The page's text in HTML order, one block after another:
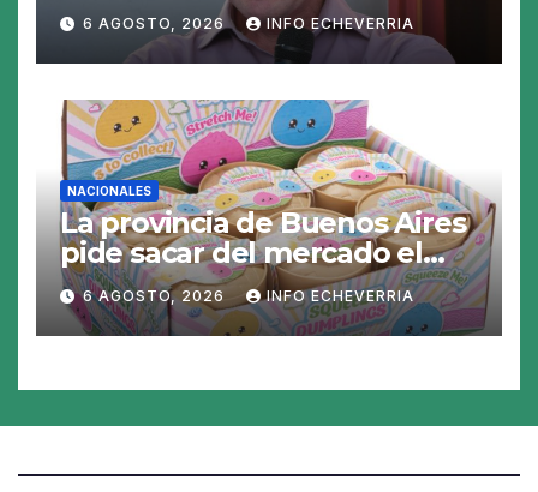
6 AGOSTO, 2026 INFO ECHEVERRIA
NACIONALES
La provincia de Buenos Aires
pide sacar del mercado el
«Squeezy Dumpling», un
juguete «tóxico»
6 AGOSTO, 2026 INFO ECHEVERRIA